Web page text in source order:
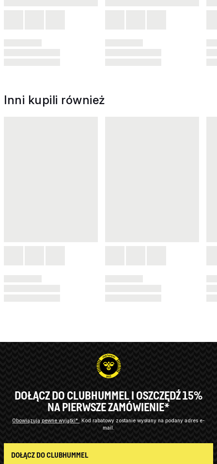
Inni kupili również
DOŁĄCZ DO CLUBHUMMEL I OSZCZĘDŹ 15%
NA PIERWSZE ZAMÓWIENIE*
Obowiązują pewne wyjątki* Kod rabatowy zostanie wysłany na podany adres e-
mail.
DOŁĄCZ DO CLUBHUMMEL